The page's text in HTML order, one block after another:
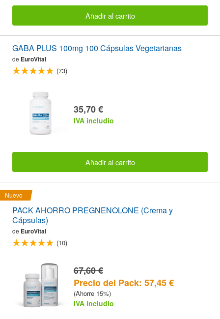
Añadir al carrito
GABA PLUS 100mg 100 Cápsulas Vegetarianas
de EuroVital
(73)
35,70 €
IVA includio
Añadir al carrito
Nuevo
PACK AHORRO PREGNENOLONE (Crema y
Cápsulas)
de EuroVital
(10)
67,60 €
Precio del Pack: 57,45 €
(Ahorre 15%)
IVA includio